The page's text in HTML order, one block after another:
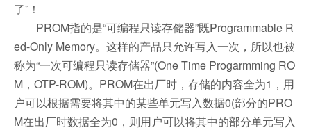
了”！
PROM指的是“可编程只读存储器”既Programmable R
ed-Only Memory。这样的产品只允许写入一次，所以也被
称为“一次可编程只读存储器”(One Time Progarmming RO
M，OTP-ROM)。PROM在出厂时，存储的内容全为1，用
户可以根据需要将其中的某些单元写入数据0(部分的PRO
M在出厂时数据全为0，则用户可以将其中的部分单元写入